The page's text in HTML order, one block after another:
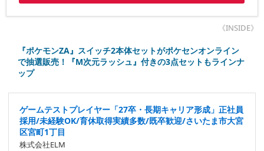
《INSIDE》
『ポケモンZA』スイッチ2本体セットがポケセンオンライン
で抽選販売！『M次元ラッシュ』付きの3点セットもラインナ
ップ
ゲームテストプレイヤー「27卒・長期キャリア形成」正社員
採用/未経験OK/育休取得実績多数/既卒歓迎/さいたま市大宮
区宮町1丁目
株式会社ELM